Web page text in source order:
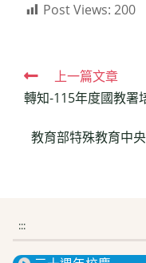
Post Views: 200
Read
more
articles
上一篇文章
轉知-115年度國教署
教育部特殊教育中
:::